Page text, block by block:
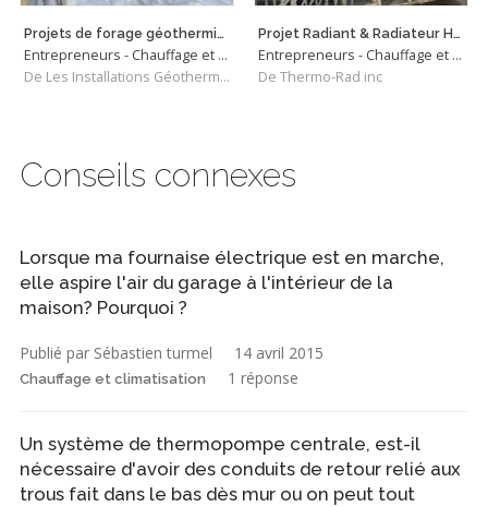
Projets de forage géothermique St Sauveur
Entrepreneurs - Chauffage et Climatisation
De Les Installations Géothermix Inc.
Projet Radiant & Radiateur Haute efficacité
Entrepreneurs - Chauffage et Climatisation
De Thermo-Rad inc
Conseils connexes
Lorsque ma fournaise électrique est en marche,
elle aspire l'air du garage à l'intérieur de la
maison? Pourquoi ?
Publié par Sébastien turmel 14 avril 2015
Chauffage et climatisation 1 réponse
Un système de thermopompe centrale, est-il
nécessaire d'avoir des conduits de retour relié aux
trous fait dans le bas dès mur ou on peut tout